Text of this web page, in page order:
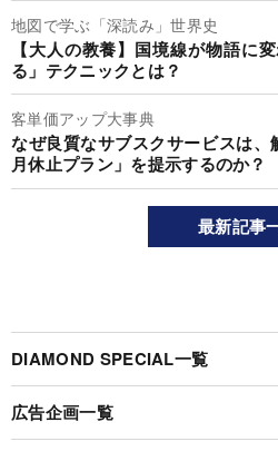
地図で学ぶ「深読み」世界史
【大人の教養】国境線が物語
る」テクニックとは？
客単価アップ大事典
なぜ良質なサブスクサービスは
月休止プラン」を提示するのか？
最新記事
DIAMOND SPECIAL一覧
広告企画一覧